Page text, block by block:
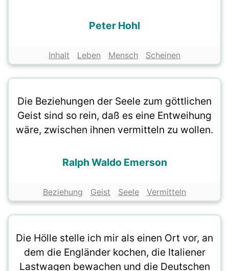
Peter Hohl
Inhalt Leben Mensch Scheinen
Die Beziehungen der Seele zum göttlichen
Geist sind so rein, daß es eine Entweihung
wäre, zwischen ihnen vermitteln zu wollen.
Ralph Waldo Emerson
Beziehung Geist Seele Vermitteln
Die Hölle stelle ich mir als einen Ort vor, an
dem die Engländer kochen, die Italiener
Lastwagen bewachen und die Deutschen